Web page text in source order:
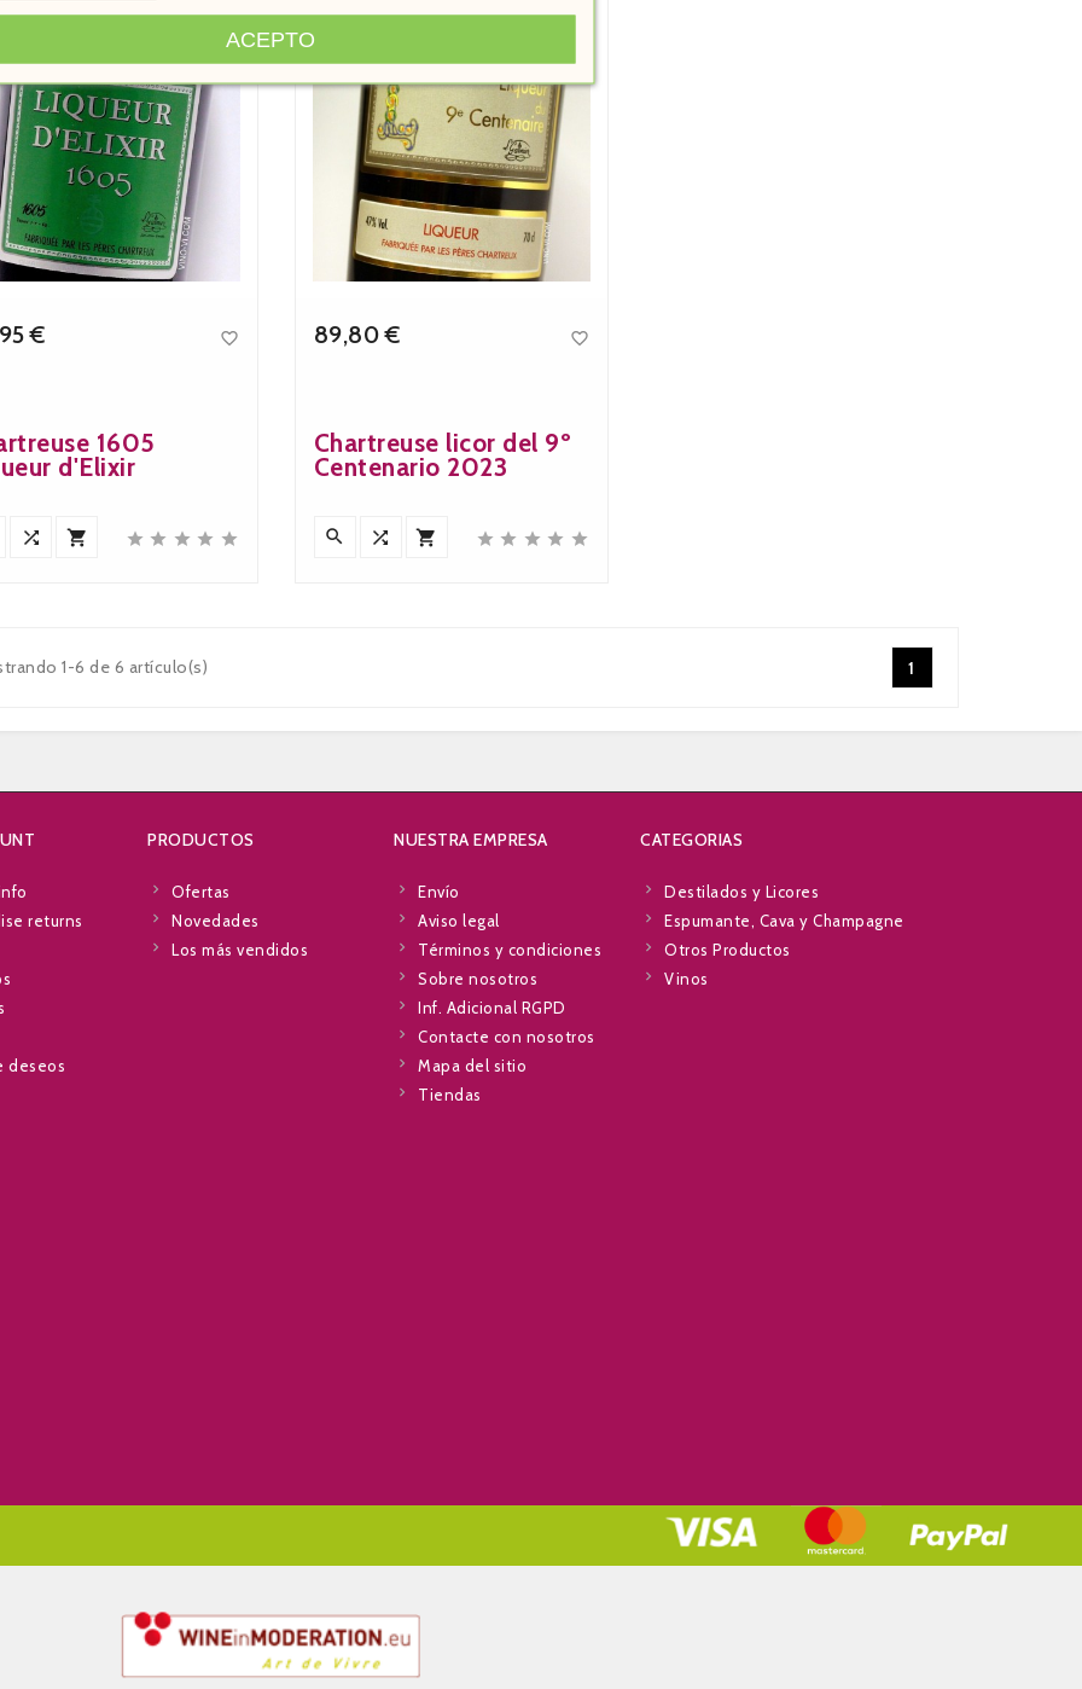
€ 
1605
d'Elixir
      
89,80 € 
Chartreuse licor del 9º
Centenario 2023
       
1-6 de 6 artículo(s) 1
returns
deseos
PRODUCTOS
Ofertas
Novedades
Los más vendidos
NUESTRA EMPRESA
Envío
Aviso legal
Términos y condiciones
Sobre nosotros
Inf. Adicional RGPD
Contacte con nosotros
Mapa del sitio
Tiendas
CATEGORIAS
Destilados y Licores
Espumante, Cava y Champagne
Otros Productos
Vinos
ACEPTO